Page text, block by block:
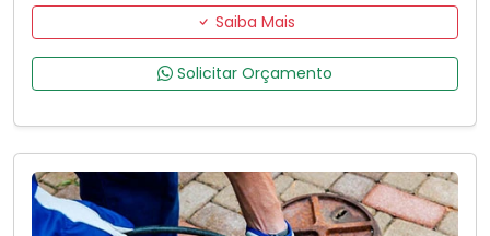
Saiba Mais
Solicitar Orçamento